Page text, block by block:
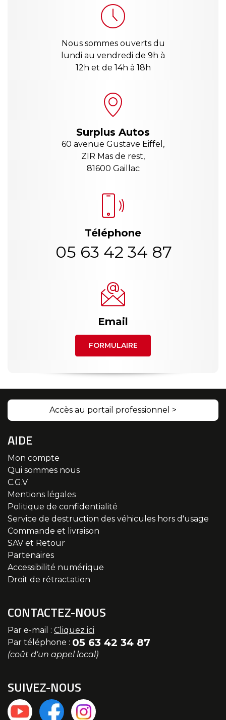
Nous sommes ouverts du
lundi au vendredi de 9h à
12h et de 14h à 18h
Surplus Autos
60 avenue Gustave Eiffel,
ZIR Mas de rest,
81600 Gaillac
Téléphone
05 63 42 34 87
Email
FORMULAIRE
Accès au portail professionnel >
AIDE
Mon compte
Qui sommes nous
C.G.V
Mentions légales
Politique de confidentialité
Service de destruction des véhicules hors d'usage
Commande et livraison
SAV et Retour
Partenaires
Accessibilité numérique
Droit de rétractation
CONTACTEZ-NOUS
Par e-mail : Cliquez ici
Par téléphone : 05 63 42 34 87
(coût d'un appel local)
SUIVEZ-NOUS